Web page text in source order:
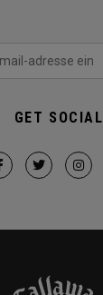
GET SOCIAL